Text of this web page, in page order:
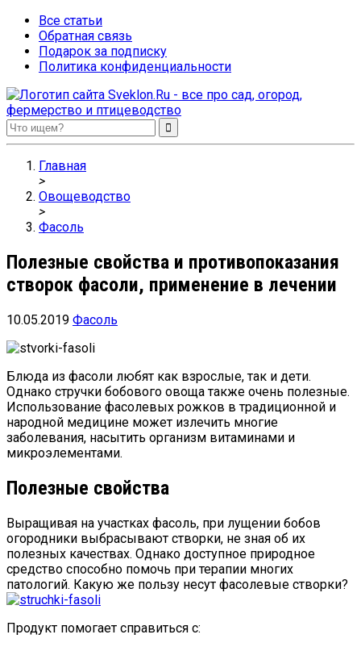
Все статьи
Обратная связь
Подарок за подписку
Политика конфиденциальности
Sveklon.Ru – все про сад, огород, фермерство и птицеводство
Главная
>
Овощеводство
>
Фасоль
Полезные свойства и противопоказания
створок фасоли, применение в лечении
10.05.2019 Фасоль
Блюда из фасоли любят как взрослые, так и дети.
Однако стручки бобового овоща также очень полезные.
Использование фасолевых рожков в традиционной и
народной медицине может излечить многие
заболевания, насытить организм витаминами и
микроэлементами.
Полезные свойства
Выращивая на участках фасоль, при лущении бобов
огородники выбрасывают створки, не зная об их
полезных качествах. Однако доступное природное
средство способно помочь при терапии многих
патологий. Какую же пользу несут фасолевые створки?
Продукт помогает справиться с: